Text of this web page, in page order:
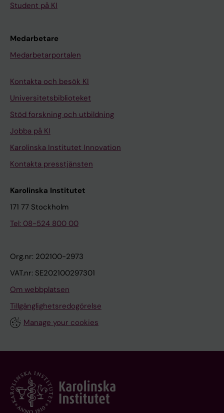
Student på KI
Medarbetare
Medarbetarportalen
Kontakta och besök KI
Universitetsbiblioteket
Stöd forskning och utbildning
Jobba på KI
Karolinska Institutet Innovation
Kontakta presstjänsten
Karolinska Institutet
171 77 Stockholm
Tel: 08-524 800 00
Org.nr: 202100-2973
VAT.nr: SE202100297301
Om webbplatsen
Tillgänglighetsredogörelse
Manage your cookies